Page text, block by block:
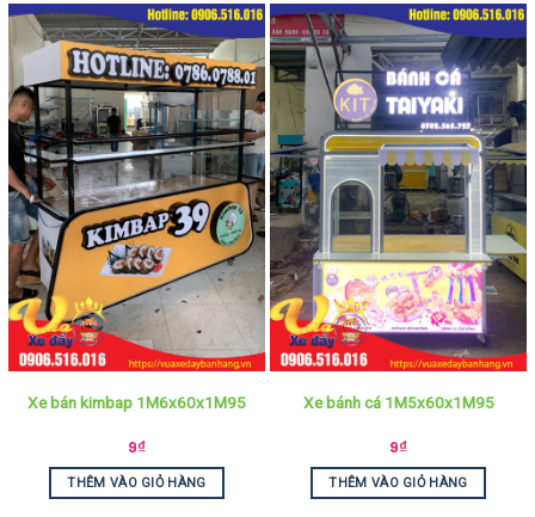
Xe bán kimbap 1M6x60x1M95
9₫
THÊM VÀO GIỎ HÀNG
Xe bánh cá 1M5x60x1M95
9₫
THÊM VÀO GIỎ HÀNG